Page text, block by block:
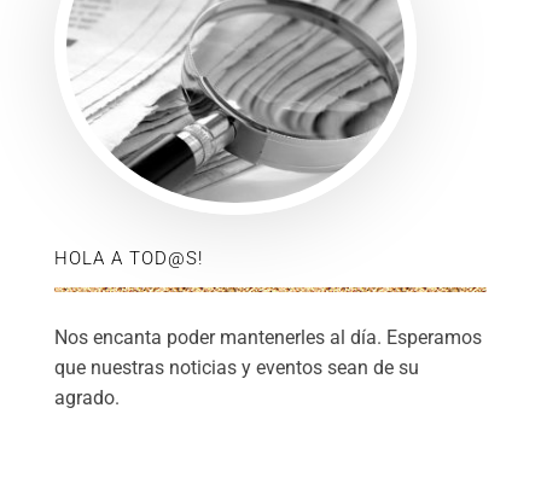
HOLA A TOD@S!
Nos encanta poder mantenerles al día. Esperamos
que nuestras noticias y eventos sean de su
agrado.